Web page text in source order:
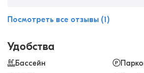
разнообразный выбор блюд, на
часто посещали спа-центр,
удовольствием вернемся сюда.
Посмотреть все отзывы (1)
Удобства
Бассейн